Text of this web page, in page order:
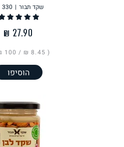
ממרחים ורטבים
איטלקי
330 | שקד תבור
( ‏8.45 ₪ / 100 גרם
הוסיפו